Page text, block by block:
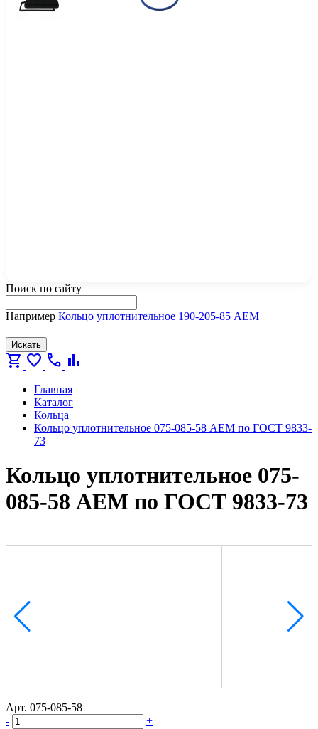
Поиск по сайту
Например Кольцо уплотнительное 190-205-85 AEM
Искать
shopping_cart favorite call bar_chart
Главная
Каталог
Кольца
Кольцо уплотнительное 075-085-58 AEM по ГОСТ 9833-
73
Кольцо уплотнительное 075-
085-58 AEM по ГОСТ 9833-73
Арт. 075-085-58
-
+